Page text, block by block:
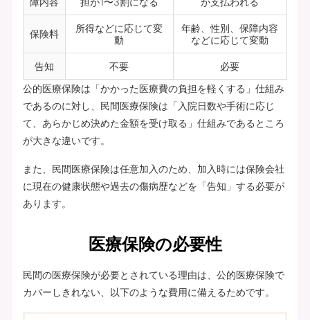
保険料
所得などに応じて変
動
年齢、性別、保障内容
などに応じて変動
告知 不要
必要
公的医療保険は「かかった医療費の負担を軽くする」仕組み
であるのに対し、民間医療保険は「入院日数や手術に応じ
て、あらかじめ決めた金額を受け取る」仕組みであるところ
が大きな違いです。
また、民間医療保険は任意加入のため、加入時には保険会社
に現在の健康状態や過去の傷病歴などを「告知」する必要が
あります。
医療保険の必要性
民間の医療保険が必要とされている理由は、公的医療保険で
カバーしきれない、以下のような費用に備えるためです。